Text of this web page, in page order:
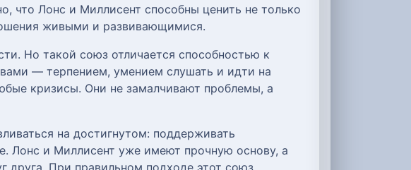
что Лонс и Миллисент способны ценить не только
живыми и развивающимися.
Но такой союз отличается способностью к
— терпением, умением слушать и идти на
кризисы. Они не замалчивают проблемы, а
на достигнутом: поддерживать
Лонс и Миллисент уже имеют прочную основу, а
друга. При правильном подходе этот союз